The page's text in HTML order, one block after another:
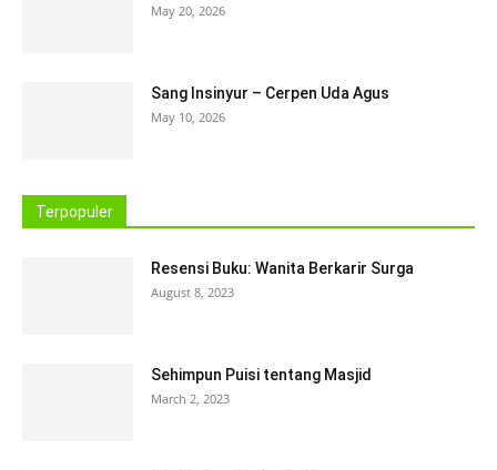
May 20, 2026
Sang Insinyur – Cerpen Uda Agus
May 10, 2026
Terpopuler
Resensi Buku: Wanita Berkarir Surga
August 8, 2023
Sehimpun Puisi tentang Masjid
March 2, 2023